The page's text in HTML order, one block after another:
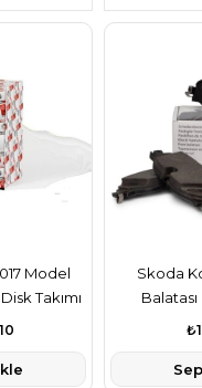
Model
Takımı
Skoda